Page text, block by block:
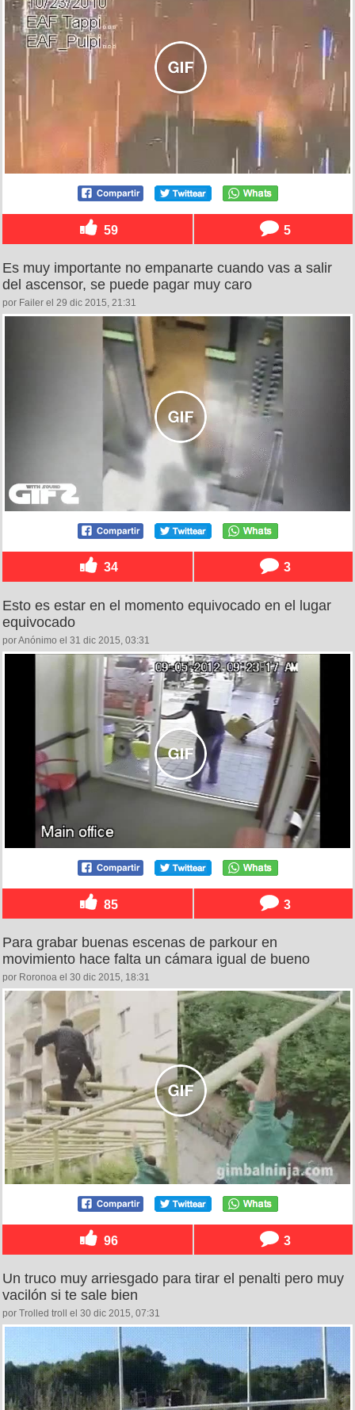
59 5
Es muy importante no empanarte cuando vas a salir
del ascensor, se puede pagar muy caro
por Failer el 29 dic 2015, 21:31
34 3
Esto es estar en el momento equivocado en el lugar
equivocado
por Anónimo el 31 dic 2015, 03:31
85 3
Para grabar buenas escenas de parkour en
movimiento hace falta un cámara igual de bueno
por Roronoa el 30 dic 2015, 18:31
96 3
Un truco muy arriesgado para tirar el penalti pero muy
vacilón si te sale bien
por Trolled troll el 30 dic 2015, 07:31